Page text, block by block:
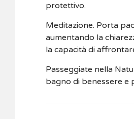
protettivo.
Meditazione. Porta
aumentando la
la capacità di
Passeggiate nella
bagno di benessere e